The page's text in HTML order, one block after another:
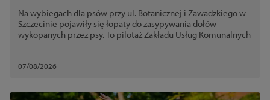
Na wybiegach dla psów przy ul. Botanicznej i Zawadzkiego w
Szczecinie pojawiły się łopaty do zasypywania dołów
wykopanych przez psy. To pilotaż Zakładu Usług Komunalnych
07/08/2026